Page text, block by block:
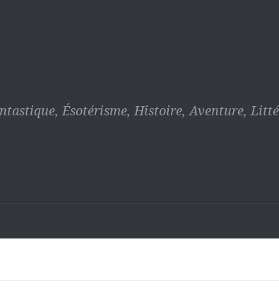
Ésotérisme, Histoire, Aventure,